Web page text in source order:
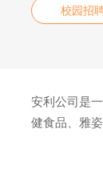
校园招
安利公司是
健食品、雅